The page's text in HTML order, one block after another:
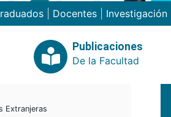
| Docentes| Investigación|
Publicaciones
De la Facultad
Extranjeras